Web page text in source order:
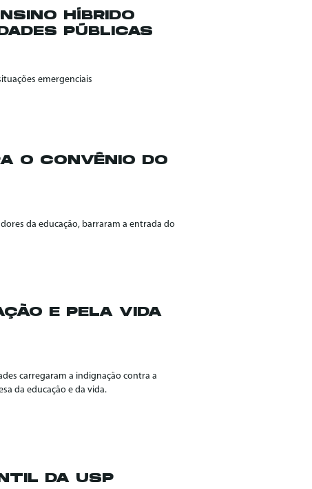
HÍBRIDO
PÚBLICAS
emergenciais
O CONVÊNIO DO
da educação, barraram a entrada do
E PELA VIDA
carregaram a indignação contra a
da educação e da vida.
DA USP